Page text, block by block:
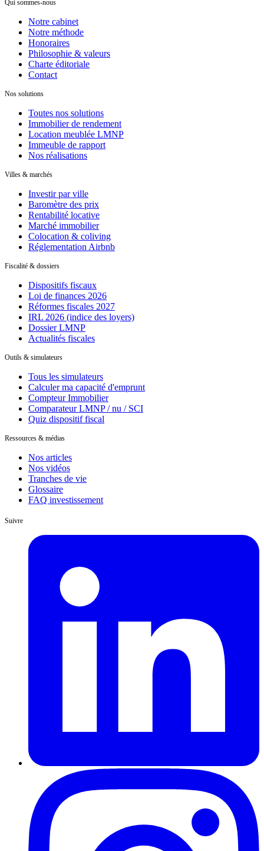
Qui sommes-nous
Notre cabinet
Notre méthode
Honoraires
Philosophie & valeurs
Charte éditoriale
Contact
Nos solutions
Toutes nos solutions
Immobilier de rendement
Location meublée LMNP
Immeuble de rapport
Nos réalisations
Villes & marchés
Investir par ville
Baromètre des prix
Rentabilité locative
Marché immobilier
Colocation & coliving
Réglementation Airbnb
Fiscalité & dossiers
Dispositifs fiscaux
Loi de finances 2026
Réformes fiscales 2027
IRL 2026 (indice des loyers)
Dossier LMNP
Actualités fiscales
Outils & simulateurs
Tous les simulateurs
Calculer ma capacité d'emprunt
Compteur Immobilier
Comparateur LMNP / nu / SCI
Quiz dispositif fiscal
Ressources & médias
Nos articles
Nos vidéos
Tranches de vie
Glossaire
FAQ investissement
Suivre